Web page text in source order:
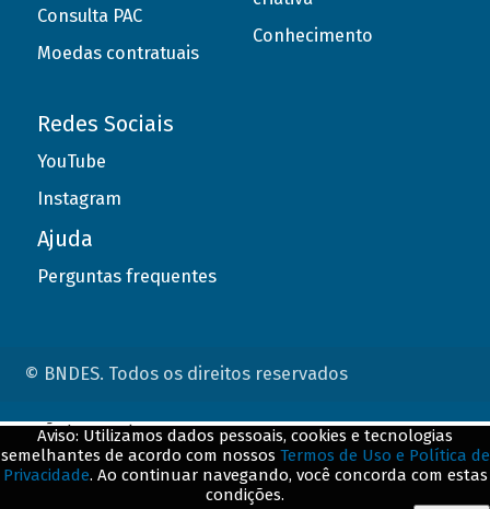
Consulta PAC
Moedas contratuais
Conhecimento
Redes Sociais
YouTube
Instagram
Ajuda
Perguntas frequentes
© BNDES. Todos os direitos reservados
Aviso: Utilizamos dados pessoais, cookies e tecnologias
semelhantes de acordo com nossos Termos de Uso e Política de
Privacidade. Ao continuar navegando, você concorda com estas
condições.
ConteÃºdo complementar
${title}${badge}